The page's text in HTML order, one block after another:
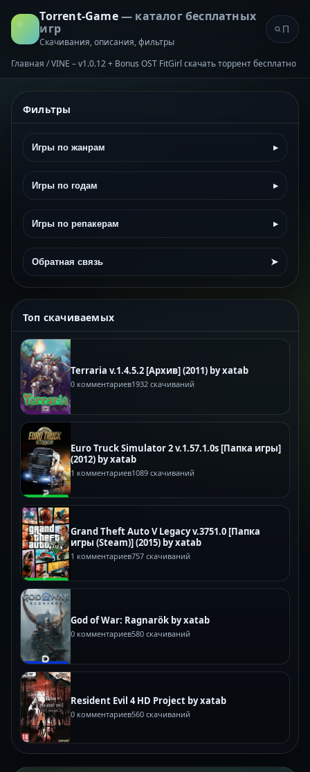
Torrent-Game— каталог бесплатных
игр
Скачивания, описания, фильтры
Главная /VINE – v1.0.12 + Bonus OST FitGirl скачать торрент бесплатно
Фильтры
Игры по жанрам ▸
Игры по годам ▸
Игры по репакерам ▸
Обратная связь ➤
Топ скачиваемых
Terraria v.1.4.5.2 [Архив] (2011) by xatab
0 комментариев1932 скачиваний
Euro Truck Simulator 2 v.1.57.1.0s [Папка игры]
(2012) by xatab
1 комментариев1089 скачиваний
Grand Theft Auto V Legacy v.3751.0 [Папка
игры (Steam)] (2015) by xatab
1 комментариев757 скачиваний
God of War: Ragnarök by xatab
0 комментариев580 скачиваний
Resident Evil 4 HD Project by xatab
0 комментариев560 скачиваний